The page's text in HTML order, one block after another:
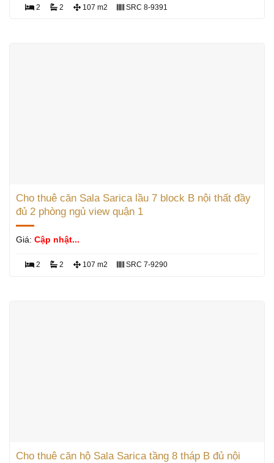
2 2 107 m2 SRC 8-9391
Cho thuê căn Sala Sarica lầu 7 block B nội thất đầy
đủ 2 phòng ngủ view quận 1
Giá: Cập nhật...
2 2 107 m2 SRC 7-9290
Cho thuê căn hộ Sala Sarica tầng 8 tháp B đủ nội